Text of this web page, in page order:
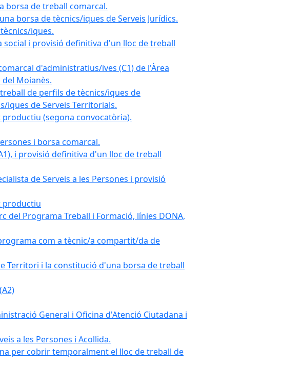
borsa de treball comarcal.
borsa de tècnics/iques de Serveis Jurídics.
iques.
i provisió definitiva d'un lloc de treball
d'administratius/ives (C1) de l'Àrea
Moianès.
de perfils de tècnics/iques de
iques de Serveis Territorials.
productiu (segona convocatòria).
i borsa comarcal.
i provisió definitiva d'un lloc de treball
de Serveis a les Persones i provisió
productiu
del Programa Treball i Formació, línies DONA,
com a tècnic/a compartit/da de
Territori i la constitució d'una borsa de treball
General i Oficina d'Atenció Ciutadana i
a les Persones i Acollida.
per cobrir temporalment el lloc de treball de